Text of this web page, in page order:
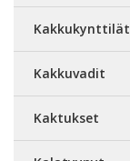
Kakkukynttilät
Kakkuvadit
Kaktukset